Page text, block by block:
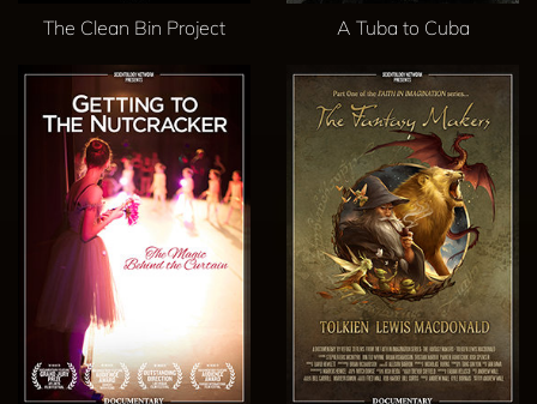
The Clean Bin Project A Tuba to Cuba